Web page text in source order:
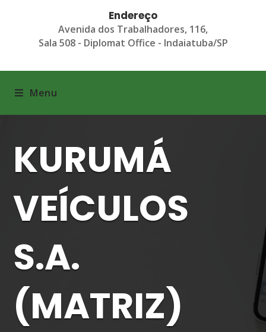
Endereço
Avenida dos Trabalhadores, 116,
Sala 508 - Diplomat Office - Indaiatuba/SP
Menu
KURUMÁ
VEÍCULOS
S.A.
(MATRIZ)